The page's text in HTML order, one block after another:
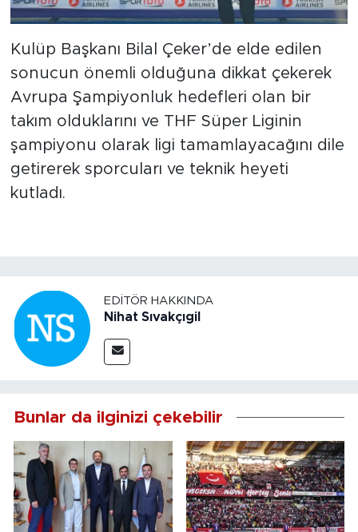
Kulüp Başkanı Bilal Çeker’de elde edilen
sonucun önemli olduğuna dikkat çekerek
Avrupa Şampiyonluk hedefleri olan bir
takım olduklarını ve THF Süper Liginin
şampiyonu olarak ligi tamamlayacağını dile
getirerek sporcuları ve teknik heyeti
kutladı.
EDITÖR HAKKINDA
Nihat Sıvakçıgil
Bunlar da ilginizi çekebilir